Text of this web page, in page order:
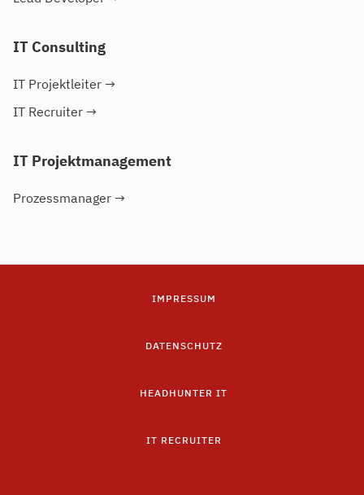
IT Consulting
IT Projektleiter →
IT Recruiter →
IT Projektmanagement
Prozessmanager →
IMPRESSUM
DATENSCHUTZ
HEADHUNTER IT
IT RECRUITER